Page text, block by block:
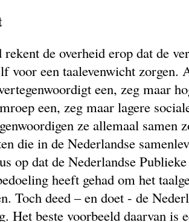
de overheid erop dat de
voor een taalevenwicht zorgen.
een, zeg maar
een, zeg maar lagere
ze allemaal samen
die in de Nederlandse
op dat de Nederlandse
heeft gehad om het
Toch deed – en doet - de
Het beste voorbeeld daarvan is